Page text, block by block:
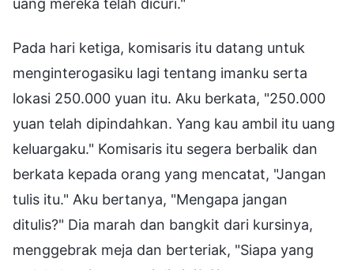
Pada hari ketiga, komisaris itu datang untuk
menginterogasiku lagi tentang imanku serta
lokasi 250.000 yuan itu. Aku berkata, "250.000
yuan telah dipindahkan. Yang kau ambil itu uang
keluargaku." Komisaris itu segera berbalik dan
berkata kepada orang yang mencatat, "Jangan
tulis itu." Aku bertanya, "Mengapa jangan
ditulis?" Dia marah dan bangkit dari kursinya,
menggebrak meja dan berteriak, "Siapa yang